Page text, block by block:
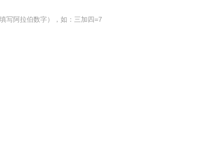
写阿拉伯数字），如：三加四=7